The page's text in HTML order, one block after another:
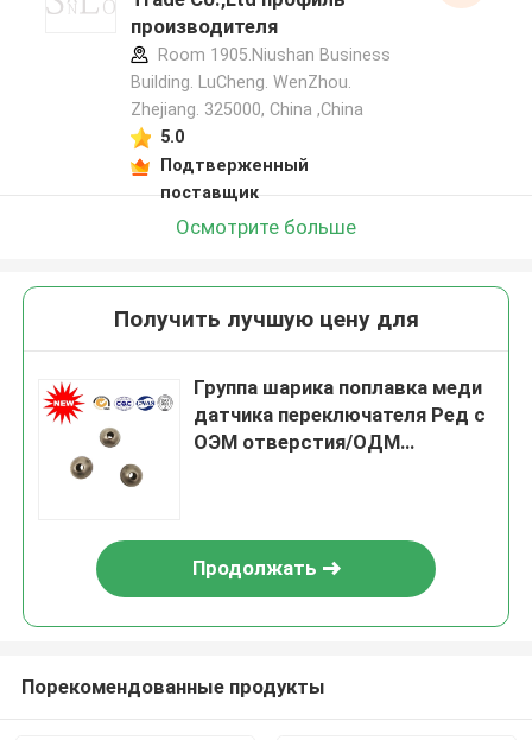
производителя
Room 1905.Niushan Business
Building. LuCheng. WenZhou.
Zhejiang. 325000, China ,China
5.0
Подтверженный
поставщик
Осмотрите больше
Получить лучшую цену для
Группа шарика поплавка меди
датчика переключателя Ред с
ОЭМ отверстия/ОДМ
Продолжать
Порекомендованные продукты